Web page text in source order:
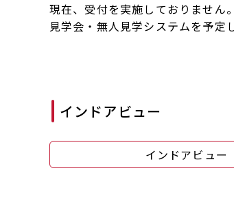
現在、受付を実施しておりません。
見学会・無人見学システムを予定
インドアビュー
インドアビュー